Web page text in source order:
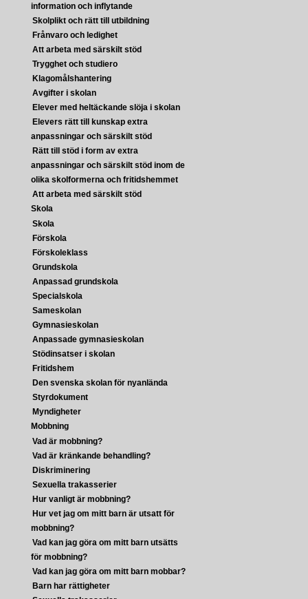
information och inflytande
Skolplikt och rätt till utbildning
Frånvaro och ledighet
Att arbeta med särskilt stöd
Trygghet och studiero
Klagomålshantering
Avgifter i skolan
Elever med heltäckande slöja i skolan
Elevers rätt till kunskap extra
anpassningar och särskilt stöd
Rätt till stöd i form av extra
anpassningar och särskilt stöd inom de
olika skolformerna och fritidshemmet
Att arbeta med särskilt stöd
Skola
Skola
Förskola
Förskoleklass
Grundskola
Anpassad grundskola
Specialskola
Sameskolan
Gymnasieskolan
Anpassade gymnasieskolan
Stödinsatser i skolan
Fritidshem
Den svenska skolan för nyanlända
Styrdokument
Myndigheter
Mobbning
Vad är mobbning?
Vad är kränkande behandling?
Diskriminering
Sexuella trakasserier
Hur vanligt är mobbning?
Hur vet jag om mitt barn är utsatt för
mobbning?
Vad kan jag göra om mitt barn utsätts
för mobbning?
Vad kan jag göra om mitt barn mobbar?
Barn har rättigheter